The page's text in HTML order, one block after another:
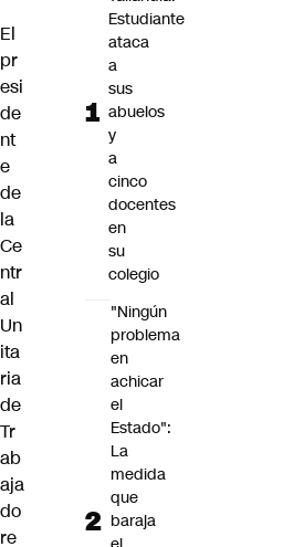
El
pr
esi
de
nt
e
de
la
Ce
ntr
al
Un
ita
ria
de
Tr
ab
aja
do
re
Estudiante
ataca
a
sus
abuelos
y
a
cinco
docentes
en
su
colegio
"Ningún
problema
en
achicar
el
Estado":
La
medida
que
baraja